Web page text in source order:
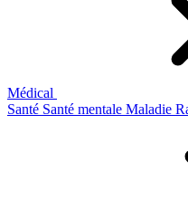
Médical
Santé Santé mentale Maladie